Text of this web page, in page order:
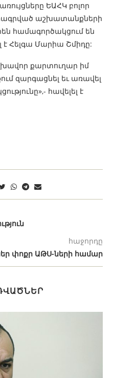
ԵԱՀԿ բոլոր
աշխատանքների
համագործակցում են
է Հելգա Մարիա Շմիդը:
քարտուղար իմ
զարգացնել եւ առավել
հավելել է
հաջորդը
փոքր ԱԹՍ-ների համար